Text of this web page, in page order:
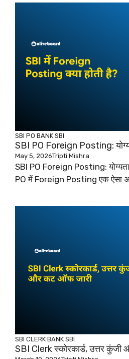
SBI PO BANK SBI
SBI PO Foreign Posting:
May 5, 2026Tripti Mishra
SBI PO Foreign Posting:
PO में Foreign Posting एक ऐसा
SBI CLERK BANK SBI
SBI Clerk स्कोरकार्ड, उत्तर